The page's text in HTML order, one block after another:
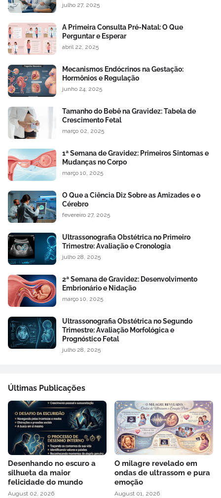
julho 27, 2025
A Primeira Consulta Pré-Natal: O Que
Perguntar e Esperar
abril 22, 2025
Mecanismos Endócrinos na Gestação:
Hormônios e Regulação
junho 24, 2025
Tamanho do Bebê na Gravidez: Tabela de
Crescimento Fetal
março 02, 2025
1ª Semana de Gravidez: Primeiros Sintomas e
Mudanças no Corpo
março 10, 2025
O Que a Ciência Diz Sobre as Amizades e o
Cérebro
fevereiro 27, 2025
Ultrassonografia Obstétrica no Primeiro
Trimestre: Avaliação e Cronologia
julho 28, 2025
2ª Semana de Gravidez: Desenvolvimento
Embrionário e Nidação
março 10, 2025
Ultrassonografia Obstétrica no Segundo
Trimestre: Avaliação Morfológica e
Prognóstico Fetal
julho 28, 2025
Últimas Publicações
Desenhando no escuro a
silhueta da maior
felicidade do mundo
August 02, 2026
O milagre revelado em
ondas de ultrassom e pura
emoção
August 01, 2026